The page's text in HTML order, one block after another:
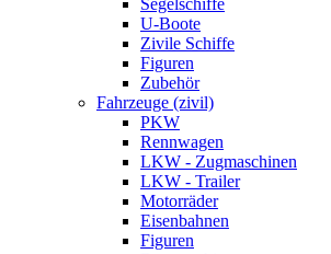
Segelschiffe
U-Boote
Zivile Schiffe
Figuren
Zubehör
Fahrzeuge (zivil)
PKW
Rennwagen
LKW - Zugmaschinen
LKW - Trailer
Motorräder
Eisenbahnen
Figuren